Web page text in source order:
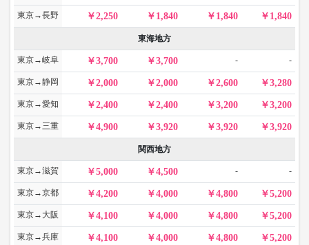
東京→長野 2,250 1,840 1,840 1,840
東海地方
東京→岐阜 3,700 3,700 - -
東京→静岡 2,000 2,000 2,600 3,280
東京→愛知 2,400 2,400 3,200 3,200
東京→三重 4,900 3,920 3,920 3,920
関西地方
東京→滋賀 5,000 4,500 - -
東京→京都 4,200 4,000 4,800 5,200
東京→大阪 4,100 4,000 4,800 5,200
東京→兵庫 4,100 4,000 4,800 5,200